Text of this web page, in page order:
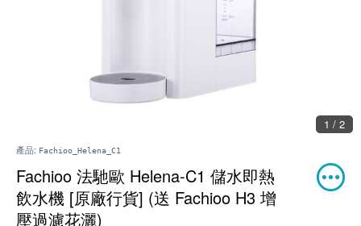
1 / 2
產品: Fachioo_Helena_C1
Fachioo 法馳歐 Helena-C1 儲水即熱
飲水機 [原廠行貨] (送 Fachioo H3 增
壓過濾花灑)